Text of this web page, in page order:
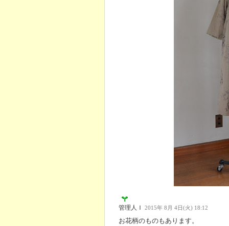
管理人Ｉ 2015年 8月 4日(火) 18:12
お花柄のものもあります。